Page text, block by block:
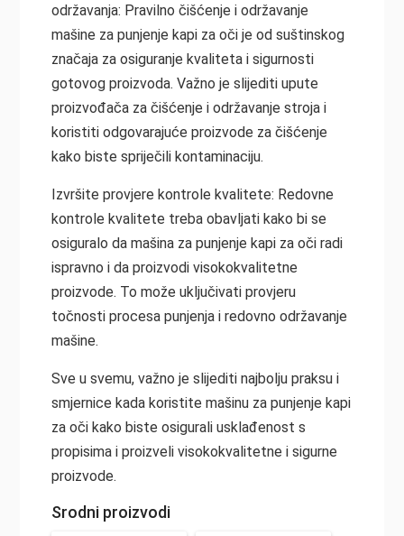
održavanja: Pravilno čišćenje i održavanje
mašine za punjenje kapi za oči je od suštinskog
značaja za osiguranje kvaliteta i sigurnosti
gotovog proizvoda. Važno je slijediti upute
proizvođača za čišćenje i održavanje stroja i
koristiti odgovarajuće proizvode za čišćenje
kako biste spriječili kontaminaciju.
Izvršite provjere kontrole kvalitete: Redovne
kontrole kvalitete treba obavljati kako bi se
osiguralo da mašina za punjenje kapi za oči radi
ispravno i da proizvodi visokokvalitetne
proizvode. To može uključivati provjeru
točnosti procesa punjenja i redovno održavanje
mašine.
Sve u svemu, važno je slijediti najbolju praksu i
smjernice kada koristite mašinu za punjenje kapi
za oči kako biste osigurali usklađenost s
propisima i proizveli visokokvalitetne i sigurne
proizvode.
Srodni proizvodi